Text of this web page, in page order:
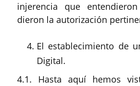
injerencia que
dieron la autorización
El establecimiento de
Digital.
4.1. Hasta aquí hemos